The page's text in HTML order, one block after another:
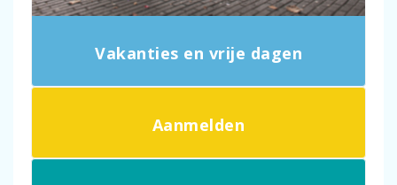
Vakanties en vrije dagen
Aanmelden